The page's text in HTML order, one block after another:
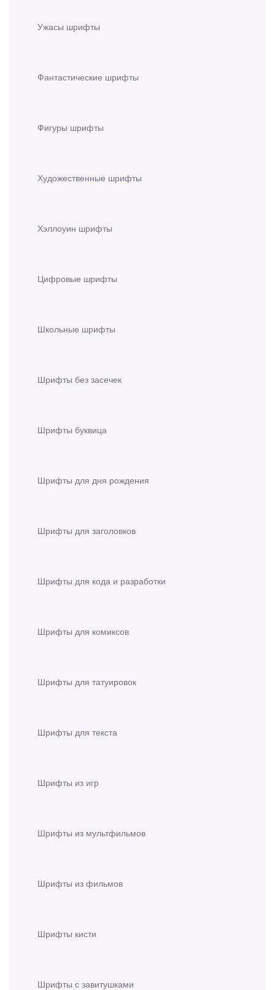
Ужасы шрифты
Фантастические шрифты
Фигуры шрифты
Художественные шрифты
Хэллоуин шрифты
Цифровые шрифты
Школьные шрифты
Шрифты без засечек
Шрифты буквица
Шрифты для дня рождения
Шрифты для заголовков
Шрифты для кода и разработки
Шрифты для комиксов
Шрифты для татуировок
Шрифты для текста
Шрифты из игр
Шрифты из мультфильмов
Шрифты из фильмов
Шрифты кисти
Шрифты с завитушками